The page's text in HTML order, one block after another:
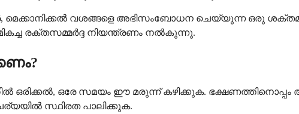
മെക്കാനിക്കൽ വശങ്ങളെ അഭിസംബോധന ചെയ്യുന്ന ഒരു
രക്തസമ്മർദ്ദ നിയന്ത്രണം നൽകുന്നു.
ഒരിക്കൽ, ഒരേ സമയം ഈ മരുന്ന് കഴിക്കുക.
സ്ഥിരത പാലിക്കുക.